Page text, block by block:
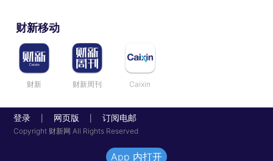
财新移动
财新 财新周刊 Caixin
登录 网页版 订阅电邮
Copyright 财新网 All Rights Reserved
App 内打开